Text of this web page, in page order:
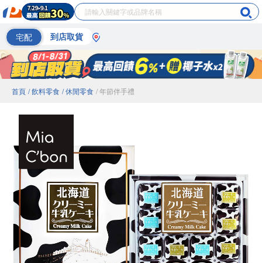
宅配 到店取貨
首頁 / 飲料零食 / 休閒零食 / 年節伴手禮